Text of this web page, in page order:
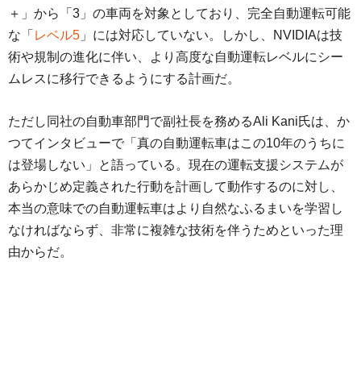
＋」から「3」の車両を対象としており、完全自動運転可能
な「 レベル5 」には対応していない。しかし、NVIDIAは技
術や規制の進化に伴い、より高度な自動運転レベルにシー
ムレスに移行できるようにする計画だ。
ただし同社の自動車部門で副社長を務めるAli Kani氏は、か
つてインタビューで「真の自動運転車はこの10年のうちに
は登場しない」と語っている。現在の運転支援システムが
あらかじめ定義された行動を計画して動作するのに対し、
本当の意味での自動運転車はより自然なふるまいを学習し
なければならず、非常に複雑な技術を伴うためといった理
由からだ。